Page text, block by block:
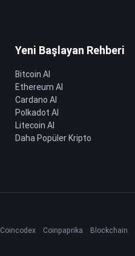
Yeni Başlayan Rehberi
Bitcoin Al
Ethereum Al
Cardano Al
Polkadot Al
Litecoin Al
Daha Popüler Kripto
Coincodex Coinpaprika Blockchain